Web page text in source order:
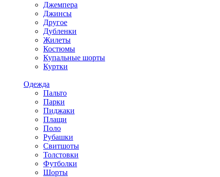
Джемпера
Джинсы
Другое
Дубленки
Жилеты
Костюмы
Купальные шорты
Куртки
Одежда
Пальто
Парки
Пиджаки
Плащи
Поло
Рубашки
Свитшоты
Толстовки
Футболки
Шорты